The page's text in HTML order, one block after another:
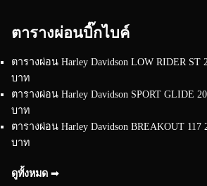
ตารางผ่อนบิ๊กไบค์
ตารางผ่อน Harley Davidson LOW RIDER ST
บาท
ตารางผ่อน Harley Davidson SPORT GLIDE
บาท
ตารางผ่อน Harley Davidson BREAKOUT
บาท
ดูทั้งหมด ➟